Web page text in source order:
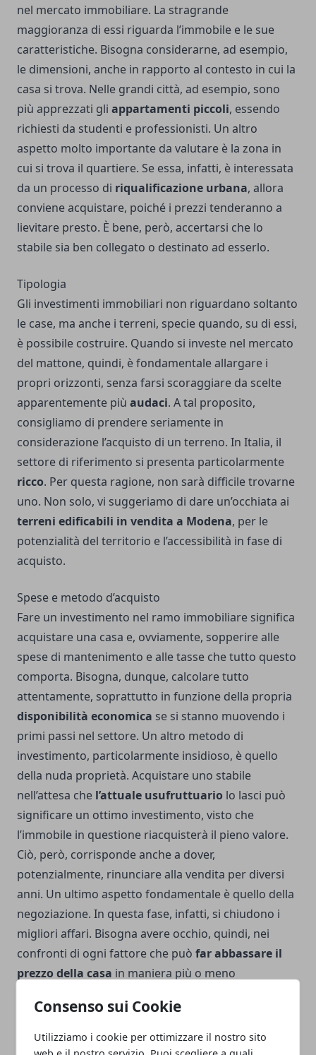
Consenso sui Cookie
Utilizziamo i cookie per ottimizzare il nostro sito
nel mercato immobiliare. La stragrande
maggioranza di essi riguarda l’immobile e le sue
caratteristiche. Bisogna considerarne, ad esempio,
le dimensioni, anche in rapporto al contesto in cui la
casa si trova. Nelle grandi città, ad esempio, sono
più apprezzati gli appartamenti piccoli, essendo
richiesti da studenti e professionisti. Un altro
aspetto molto importante da valutare è la zona in
cui si trova il quartiere. Se essa, infatti, è interessata
da un processo di riqualificazione urbana, allora
conviene acquistare, poiché i prezzi tenderanno a
lievitare presto. È bene, però, accertarsi che lo
stabile sia ben collegato o destinato ad esserlo.
Tipologia
Gli investimenti immobiliari non riguardano soltanto
le case, ma anche i terreni, specie quando, su di essi,
è possibile costruire. Quando si investe nel mercato
del mattone, quindi, è fondamentale allargare i
propri orizzonti, senza farsi scoraggiare da scelte
apparentemente più audaci. A tal proposito,
consigliamo di prendere seriamente in
considerazione l’acquisto di un terreno. In Italia, il
settore di riferimento si presenta particolarmente
ricco. Per questa ragione, non sarà difficile trovarne
uno. Non solo, vi suggeriamo di dare un’occhiata ai
terreni edificabili in vendita a Modena, per le
potenzialità del territorio e l’accessibilità in fase di
acquisto.
Spese e metodo d’acquisto
Fare un investimento nel ramo immobiliare significa
acquistare una casa e, ovviamente, sopperire alle
spese di mantenimento e alle tasse che tutto questo
comporta. Bisogna, dunque, calcolare tutto
attentamente, soprattutto in funzione della propria
disponibilità economica se si stanno muovendo i
primi passi nel settore. Un altro metodo di
investimento, particolarmente insidioso, è quello
della nuda proprietà. Acquistare uno stabile
nell’attesa che l’attuale usufruttuario lo lasci può
significare un ottimo investimento, visto che
l’immobile in questione riacquisterà il pieno valore.
Ciò, però, corrisponde anche a dover,
potenzialmente, rinunciare alla vendita per diversi
anni. Un ultimo aspetto fondamentale è quello della
negoziazione. In questa fase, infatti, si chiudono i
migliori affari. Bisogna avere occhio, quindi, nei
confronti di ogni fattore che può far abbassare il
prezzo della casa in maniera più o meno
interventi di cui l’immobile potrebbe necessitare per
essere venduto ad unbuon prezzo . Insomma,